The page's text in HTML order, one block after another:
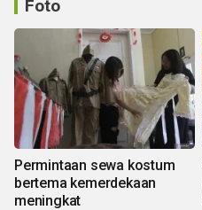
Foto
Permintaan sewa kostum
bertema kemerdekaan
meningkat